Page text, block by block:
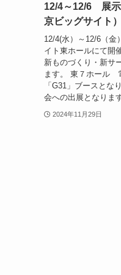
12/4～12/6 展示
京ビッグサイト）
12/4(水）～12/6（金
イト東ホールにて開
新ものづくり・新サ
ます。 東７ホール
「G31」ブースとな
会への出展となりま
2024年11月29日